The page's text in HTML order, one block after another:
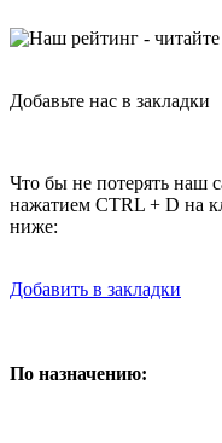
Добавьте нас в закладки
Что бы не потерять наш
нажатием CTRL + D на
ниже:
Добавить в закладки
По назначению: